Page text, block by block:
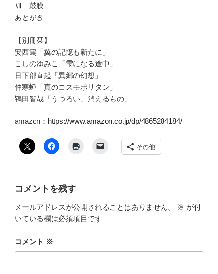
Ⅶ 鼓膜
あとがき
【別冊栞】
安西篤「翼の記憶も新たに」
こしのゆみこ「雫になる途中」
日下部直起「異郷の幻想」
仲寒蟬「真のコスモポリタン」
鴇田智哉「うつろい、消えるもの」
amazon： https://www.amazon.co.jp/dp/4865284184/
その他
コメントを残す
メールアドレスが公開されることはありません。 ※ が付
いている欄は必須項目です
コメント ※